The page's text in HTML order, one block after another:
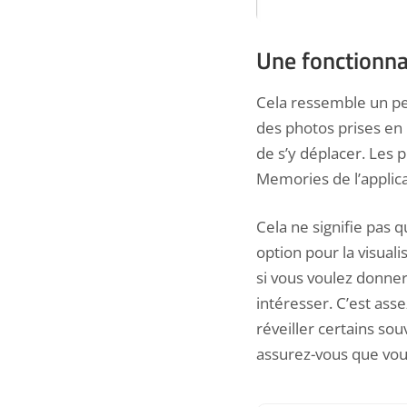
Une
Cela ressemble un
des photos prises
de s’y déplacer. Les
Memories de
Cela ne signifie pas
option pour la
si vous voulez
intéresser. C’est
réveiller certains
assurez-vous que